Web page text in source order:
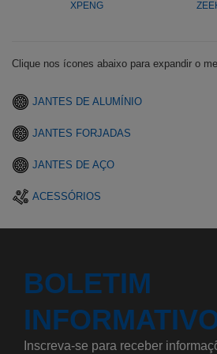
XPENG
Clique nos ícones abaixo para expandir o
JANTES DE ALUMÍNIO
JANTES FORJADAS
JANTES DE AÇO
ACESSÓRIOS
BOLETIM
Inscreva-se para receber